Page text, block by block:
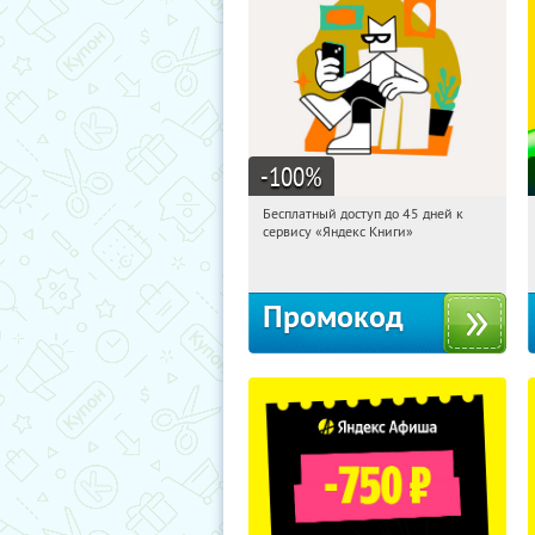
-100%
09:14:35
Получи первым!
Бесплатный доступ до 45 дней к
сервису «Яндекс Книги»
Промокод